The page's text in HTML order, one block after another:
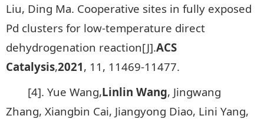
Liu, Ding Ma. Cooperative sites in fully exposed
Pd clusters for low-temperature direct
dehydrogenation reaction[J].ACS
Catalysis,2021, 11, 11469-11477.
[4]. Yue Wang,Linlin Wang, Jingwang
Zhang, Xiangbin Cai, Jiangyong Diao, Lini Yang,